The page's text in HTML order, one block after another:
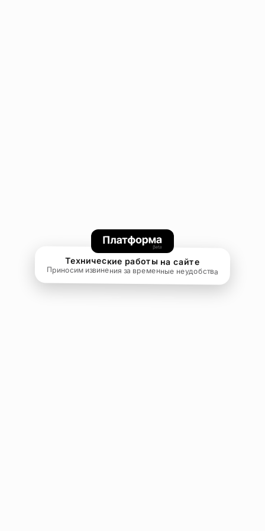
Технические работы на сайте
Приносим извинения за временные неудобства